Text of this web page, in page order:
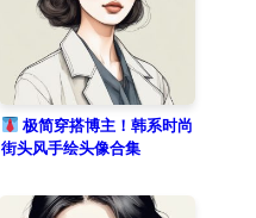
极简穿搭博主！韩系时尚
街头风手绘头像合集